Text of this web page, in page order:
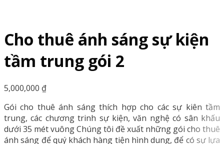
Cho thuê ánh sáng sự kiện
tầm trung gói 2
5,000,000 ₫
Gói cho thuê ánh sáng thích hợp cho các sự kiên tầm
trung, các chương trinh sự kiện, văn nghệ có sân khấu
dưới 35 mét vuông Chúng tôi đề xuất những gói cho thuê
ánh sáng để quý khách hàng tiện hình dung, để có sự lựa